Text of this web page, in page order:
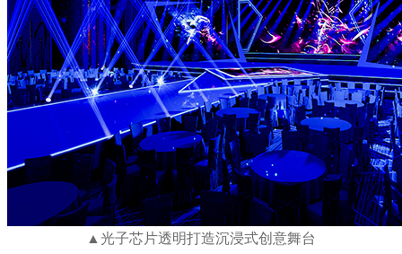
▲光子芯片透明打造沉浸式创意舞台